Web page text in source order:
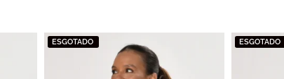
ESGOTADO ESGOTADO